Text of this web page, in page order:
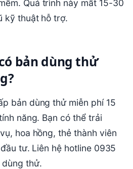
Quá trình này mất 15-30
kỹ thuật hỗ trợ.
bản dùng thử
bản dùng thử miễn phí 15
năng. Bạn có thể trải
hoa hồng, thẻ thành viên
tư. Liên hệ hotline 0935
thử.